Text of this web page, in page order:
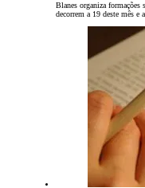
Blanes organiza formações
decorrem a 19 deste mês e